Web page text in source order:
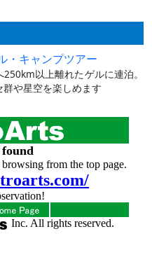
・キャンプツアー
以上離れたゲルに連泊。
や星空を楽しめます